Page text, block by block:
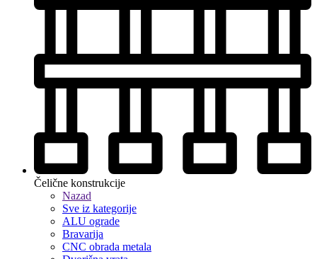
Čelične konstrukcije
Nazad
Sve iz kategorije
ALU ograde
Bravarija
CNC obrada metala